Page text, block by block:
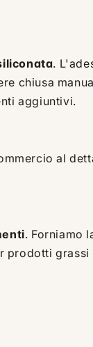
.
chiusa
aggiuntivi.
al
. Forniamo
grassi